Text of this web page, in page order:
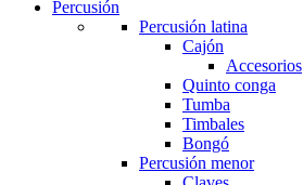
Percusión
Percusión latina
Cajón
Accesorios
Quinto conga
Tumba
Timbales
Bongó
Percusión menor